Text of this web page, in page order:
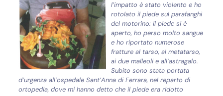
l’impatto è stato violento e ho
rotolato il piede sul parafanghi
del motorino: il piede si è
aperto, ho perso molto sangue
e ho riportato numerose
fratture al tarso, al metatarso,
ai due malleoli e all’astragalo.
Subito sono stata portata
d’urgenza all’ospedale Sant’Anna di Ferrara, nel reparto di
ortopedia, dove mi hanno detto che il piede era ridotto